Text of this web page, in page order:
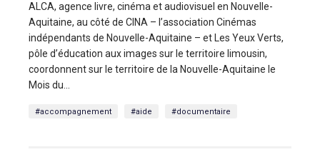
ALCA, agence livre, cinéma et audiovisuel en Nouvelle-
Aquitaine, au côté de CINA – l’association Cinémas
indépendants de Nouvelle-Aquitaine – et Les Yeux Verts,
pôle d’éducation aux images sur le territoire limousin,
coordonnent sur le territoire de la Nouvelle-Aquitaine le
Mois du...
#accompagnement #aide #documentaire